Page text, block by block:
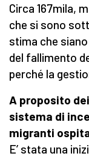
Circa 167mila,
che si sono
stima che
del fallimento
perché la
A proposito
sistema di
migranti
E’ stata una